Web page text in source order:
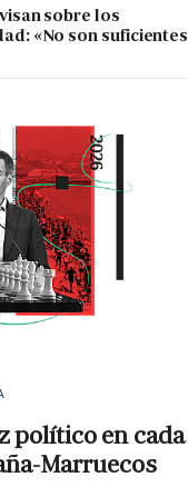
sobre los
«No son
político en cada
Marruecos